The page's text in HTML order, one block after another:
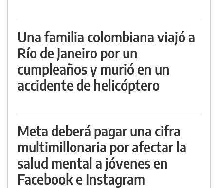
Una familia colombiana viajó a
Río de Janeiro por un
cumpleaños y murió en un
accidente de helicóptero
Meta deberá pagar una cifra
multimillonaria por afectar la
salud mental a jóvenes en
Facebook e Instagram